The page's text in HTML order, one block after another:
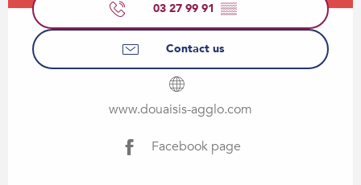
03 27 99 91 ▒▒
Contact us
www.douaisis-agglo.com
Facebook page